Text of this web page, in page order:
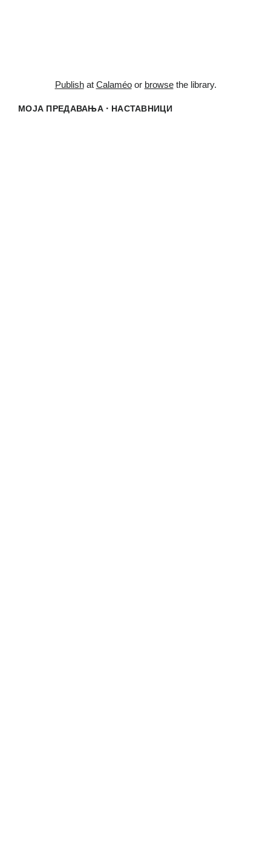
Publishat Calaméoor browsethe library.
МОЈА ПРЕДАВАЊА · НАСТАВНИЦИ